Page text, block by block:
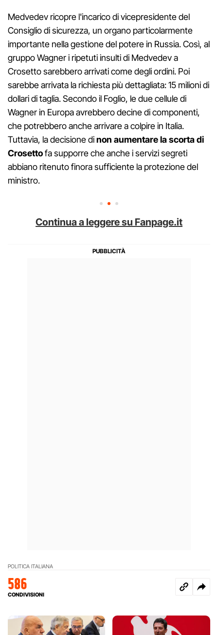
Medvedev ricopre l'incarico di vicepresidente del
Consiglio di sicurezza, un organo particolarmente
importante nella gestione del potere in Russia. Così, al
gruppo Wagner i ripetuti insulti di Medvedev a
Crosetto sarebbero arrivati come degli ordini. Poi
sarebbe arrivata la richiesta più dettagliata: 15 milioni di
dollari di taglia. Secondo il Foglio, le due cellule di
Wagner in Europa avrebbero decine di componenti,
che potrebbero anche arrivare a colpire in Italia.
Tuttavia, la decisione dinon aumentare la scorta di
Crosettofa supporre che anche i servizi segreti
abbiano ritenuto finora sufficiente la protezione del
ministro.
Continua a leggere su Fanpage.it
POLITICA ITALIANA
586
CONDIVISIONI